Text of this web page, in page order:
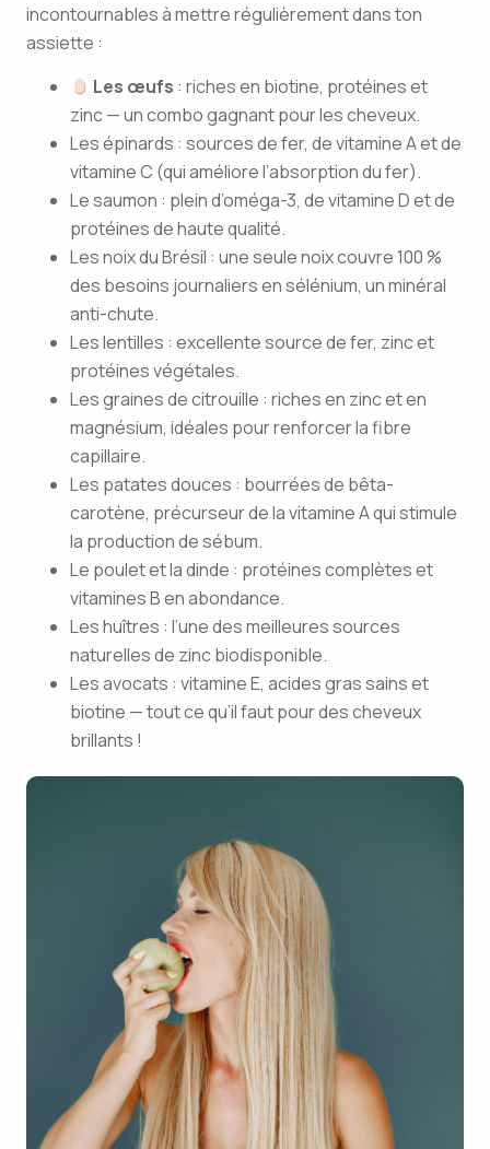
incontournables à mettre régulièrement dans ton
assiette :
Les œufs : riches en biotine, protéines et
zinc — un combo gagnant pour les cheveux.
Les épinards : sources de fer, de vitamine A et de
vitamine C (qui améliore l’absorption du fer).
Le saumon : plein d’oméga-3, de vitamine D et de
protéines de haute qualité.
Les noix du Brésil : une seule noix couvre 100 %
des besoins journaliers en sélénium, un minéral
anti-chute.
Les lentilles : excellente source de fer, zinc et
protéines végétales.
Les graines de citrouille : riches en zinc et en
magnésium, idéales pour renforcer la fibre
capillaire.
Les patates douces : bourrées de bêta-
carotène, précurseur de la vitamine A qui stimule
la production de sébum.
Le poulet et la dinde : protéines complètes et
vitamines B en abondance.
Les huîtres : l’une des meilleures sources
naturelles de zinc biodisponible.
Les avocats : vitamine E, acides gras sains et
biotine — tout ce qu’il faut pour des cheveux
brillants !